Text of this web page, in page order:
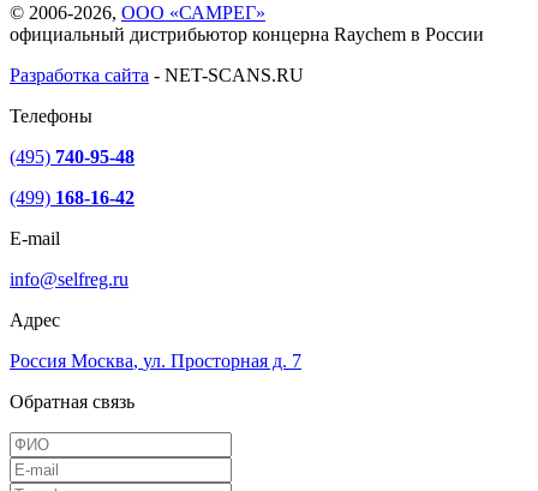
© 2006-2026, ООО «САМРЕГ»
официальный дистрибьютор концерна Raychem в России
Разработка сайта - NET-SCANS.RU
Телефоны
(495) 740-95-48
(499) 168-16-42
E-mail
info@selfreg.ru
Адрес
Россия Москва, ул. Просторная д. 7
Обратная связь